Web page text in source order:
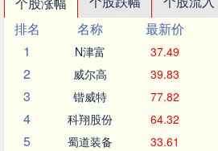
排名
名称 最新价
1
N津富 37.49
2 威尔高 39.83
3 锴威特 77.82
4 科翔股份 64.32
5 蜀道装备 33.61